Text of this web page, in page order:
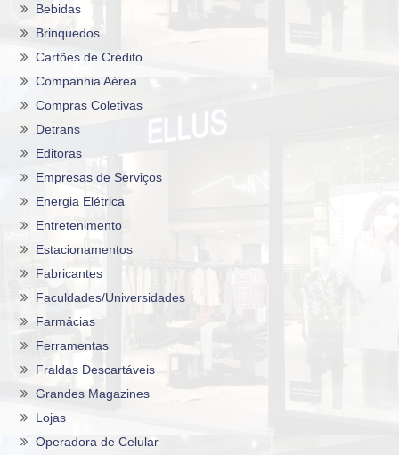
Bebidas
Brinquedos
Cartões de Crédito
Companhia Aérea
Compras Coletivas
Detrans
Editoras
Empresas de Serviços
Energia Elétrica
Entretenimento
Estacionamentos
Fabricantes
Faculdades/Universidades
Farmácias
Ferramentas
Fraldas Descartáveis
Grandes Magazines
Lojas
Operadora de Celular